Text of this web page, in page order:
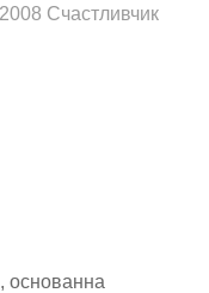
Счастливчик
основанна